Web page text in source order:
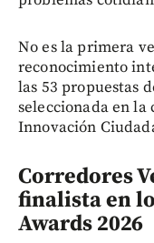
No es la primera
reconocimiento
las 53 propuestas
seleccionada en la
Innovación
Corredores
finalista en
Awards 2026